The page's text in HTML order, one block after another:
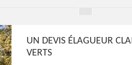
58
UN DEVIS ÉLAGUEUR
VERTS